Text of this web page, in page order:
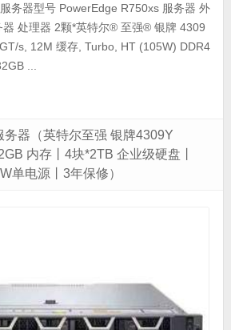
务器型号 PowerEdge R750xs 服务器 外
处理器 2颗*英特尔® 至强® 银牌 4309
s, 12M 缓存, Turbo, HT (105W) DDR4
...
器（英特尔至强 银牌4309Y
内存丨4块*2TB 企业级硬盘丨
单电源丨3年保修）